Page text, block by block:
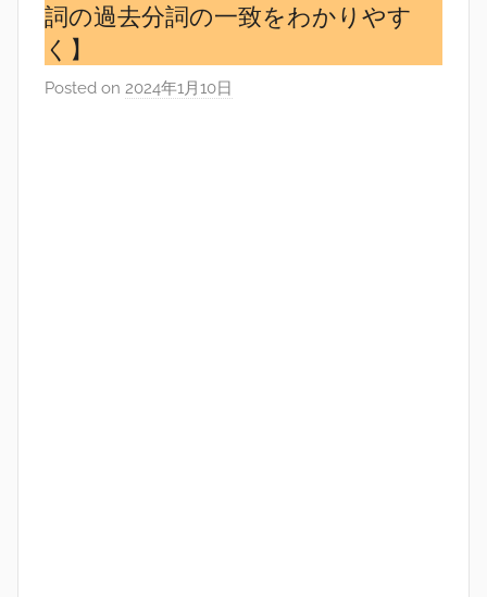
詞の過去分詞の一致をわかりやす
く】
Posted on 2024年1月10日